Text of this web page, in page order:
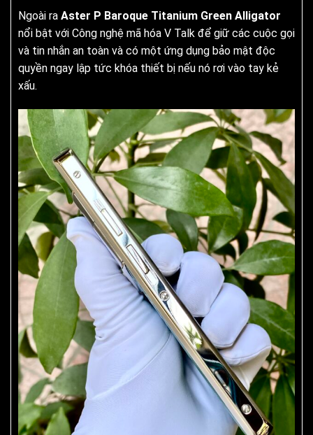
Ngoài ra Aster P Baroque Titanium Green Alligator
nổi bật với Công nghệ mã hóa V Talk để giữ các cuộc gọi
và tin nhắn an toàn và có một ứng dụng bảo mật độc
quyền ngay lập tức khóa thiết bị nếu nó rơi vào tay kẻ
xấu.